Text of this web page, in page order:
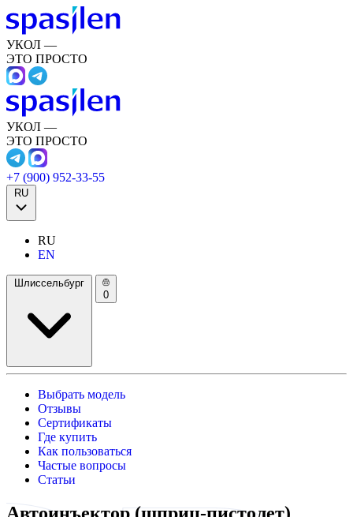
УКОЛ —
ЭТО ПРОСТО
УКОЛ —
ЭТО ПРОСТО
+7 (900) 952-33-55
RU
RU
EN
Шлиссельбург
0
Выбрать модель
Отзывы
Сертификаты
Где купить
Как пользоваться
Частые вопросы
Статьи